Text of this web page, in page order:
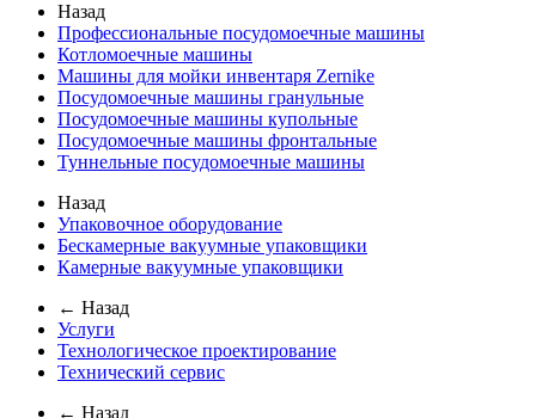
Назад
Профессиональные посудомоечные машины
Котломоечные машины
Машины для мойки инвентаря Zernike
Посудомоечные машины гранульные
Посудомоечные машины купольные
Посудомоечные машины фронтальные
Туннельные посудомоечные машины
Назад
Упаковочное оборудование
Бескамерные вакуумные упаковщики
Камерные вакуумные упаковщики
← Назад
Услуги
Технологическое проектирование
Технический сервис
← Назад